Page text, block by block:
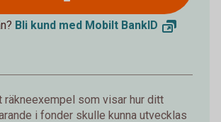
Bli kund med Mobilt BankID
räkneexempel som visar hur ditt
i fonder skulle kunna utvecklas